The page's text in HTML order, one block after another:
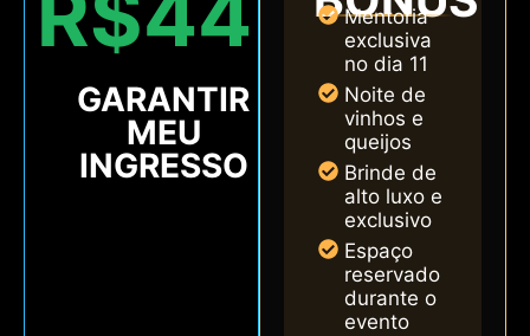
GARANTIR
MEU
INGRESSO
Mentoria
exclusiva
no dia 11
Noite de
vinhos e
queijos
Brinde de
alto luxo e
exclusivo
Espaço
reservado
durante o
evento